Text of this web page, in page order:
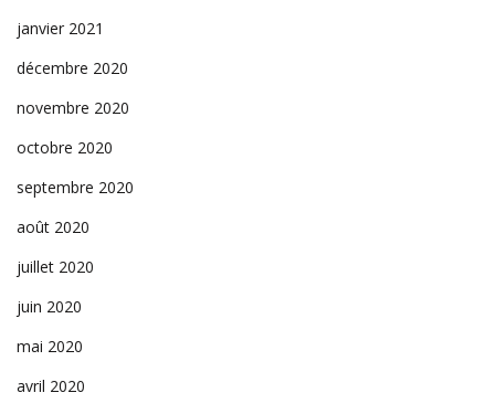
janvier 2021
décembre 2020
novembre 2020
octobre 2020
septembre 2020
août 2020
juillet 2020
juin 2020
mai 2020
avril 2020